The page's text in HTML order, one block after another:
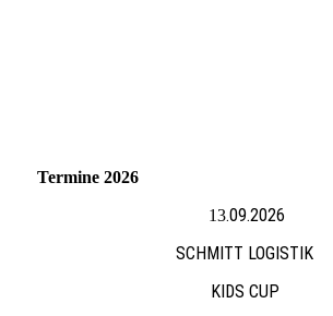
Termine 2026
13.09.2026
SCHMITT LOGISTIK
KIDS CUP